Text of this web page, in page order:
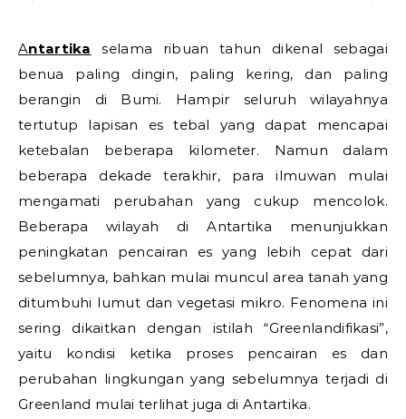
Antartika selama ribuan tahun dikenal sebagai
benua paling dingin, paling kering, dan paling
berangin di Bumi. Hampir seluruh wilayahnya
tertutup lapisan es tebal yang dapat mencapai
ketebalan beberapa kilometer. Namun dalam
beberapa dekade terakhir, para ilmuwan mulai
mengamati perubahan yang cukup mencolok.
Beberapa wilayah di Antartika menunjukkan
peningkatan pencairan es yang lebih cepat dari
sebelumnya, bahkan mulai muncul area tanah yang
ditumbuhi lumut dan vegetasi mikro. Fenomena ini
sering dikaitkan dengan istilah “Greenlandifikasi”,
yaitu kondisi ketika proses pencairan es dan
perubahan lingkungan yang sebelumnya terjadi di
Greenland mulai terlihat juga di Antartika.